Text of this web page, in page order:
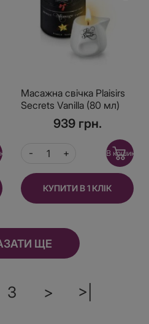
Масажна свічка Plaisirs
Secrets Vanilla (80 мл)
подарункове паковання,
керамічний посуд
939 грн.
В кошик
КУПИТИ В 1 КЛІК
ЩЕ
3 > >|